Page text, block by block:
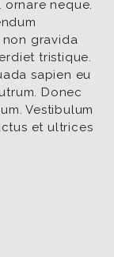
ornare neque.
non gravida
tristique.
sapien eu
Donec
Vestibulum
et ultrices